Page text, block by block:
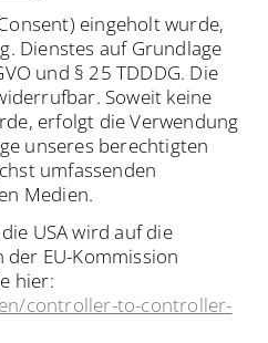
eingeholt wurde,
Dienstes auf Grundlage
und § 25 TDDDG. Die
Soweit keine
erfolgt die Verwendung
unseres berechtigten
umfassenden
Medien.
USA wird auf die
EU-Kommission
hier:
controller-to-controller-